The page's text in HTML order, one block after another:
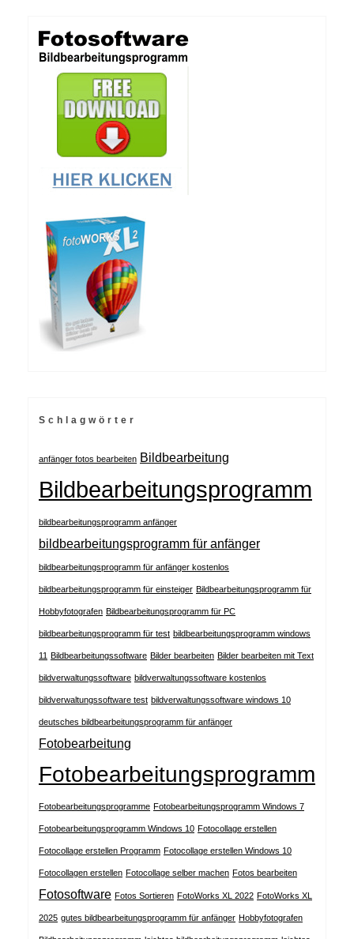
Schlagwörter
anfänger fotos bearbeiten Bildbearbeitung
Bildbearbeitungsprogramm
bildbearbeitungsprogramm anfänger
bildbearbeitungsprogramm für anfänger
bildbearbeitungsprogramm für anfänger kostenlos
bildbearbeitungsprogramm für einsteiger Bildbearbeitungsprogramm für
Hobbyfotografen Bildbearbeitungsprogramm für PC
bildbearbeitungsprogramm für test bildbearbeitungsprogramm windows
11 Bildbearbeitungssoftware Bilder bearbeiten Bilder bearbeiten mit Text
bildverwaltungssoftware bildverwaltungssoftware kostenlos
bildverwaltungssoftware test bildverwaltungssoftware windows 10
deutsches bildbearbeitungsprogramm für anfänger
Fotobearbeitung
Fotobearbeitungsprogramm
Fotobearbeitungsprogramme Fotobearbeitungsprogramm Windows 7
Fotobearbeitungsprogramm Windows 10 Fotocollage erstellen
Fotocollage erstellen Programm Fotocollage erstellen Windows 10
Fotocollagen erstellen Fotocollage selber machen Fotos bearbeiten
Fotosoftware Fotos Sortieren FotoWorks XL 2022 FotoWorks XL
2025 gutes bildbearbeitungsprogramm für anfänger Hobbyfotografen